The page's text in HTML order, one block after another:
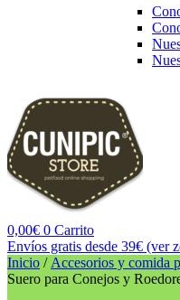
0,00€ 0 Carrito
Envíos gratis desde 39€ (ver
Inicio / Accesorios y comida
Suero para Conejos y